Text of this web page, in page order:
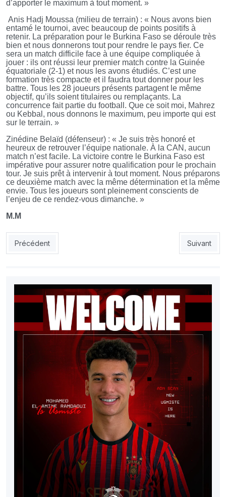
d’apporter le maximum à tout moment. »
Anis Hadj Moussa (milieu de terrain) : « Nous avons bien
entamé le tournoi, avec beaucoup de points positifs à
retenir. La préparation pour le Burkina Faso se déroule très
bien et nous donnerons tout pour rendre le pays fier. Ce
sera un match difficile face à une équipe compliquée à
jouer : ils ont réussi leur premier match contre la Guinée
équatoriale (2-1) et nous les avons étudiés. C’est une
formation très compacte et il faudra tout donner pour les
battre. Tous les 28 joueurs présents partagent le même
objectif, qu’ils soient titulaires ou remplaçants. La
concurrence fait partie du football. Que ce soit moi, Mahrez
ou Kebbal, nous donnons le maximum, peu importe qui est
sur le terrain. »
Zinédine Belaïd (défenseur) : « Je suis très honoré et
heureux de retrouver l’équipe nationale. À la CAN, aucun
match n’est facile. La victoire contre le Burkina Faso est
impérative pour assurer notre qualification pour le prochain
tour. Je suis prêt à intervenir à tout moment. Nous préparons
ce deuxième match avec la même détermination et la même
envie. Tous les joueurs sont pleinement conscients de
l’enjeu de ce rendez-vous dimanche. »
M.M
Article précédent : Ligue 1 Mobilis - 14ᵉ journée: pas de
Précédent Article
Suivant